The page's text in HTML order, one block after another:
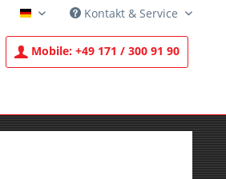
Deutsch Kontakt & Service
Mobile: +49 171 / 300 91 90